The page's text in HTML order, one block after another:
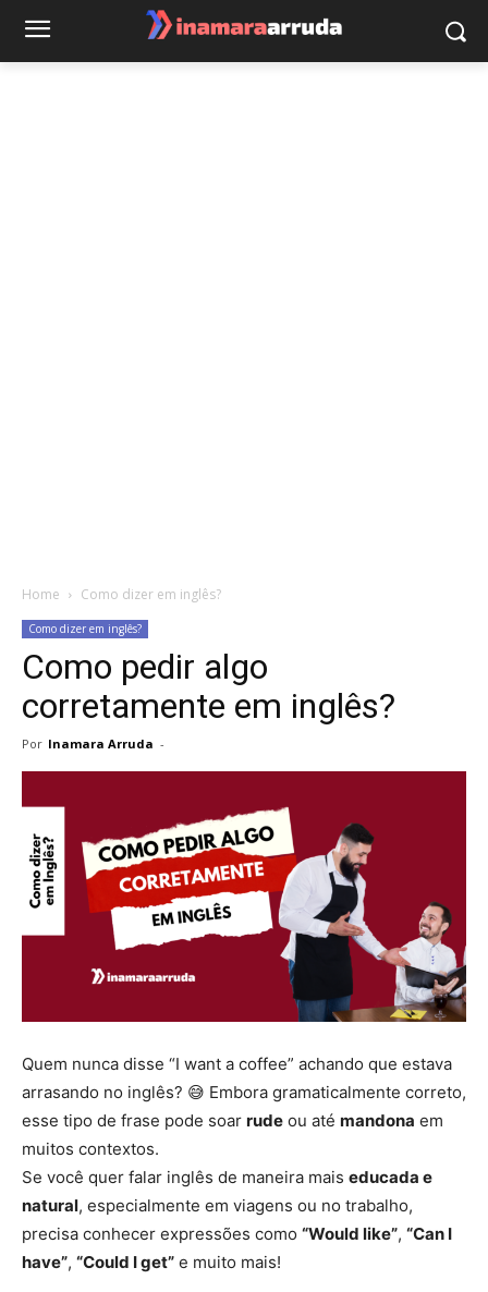
Home Como dizer em inglês?
Como dizer em inglês?
Como pedir algo
corretamente em inglês?
Por Inamara Arruda -
Quem nunca disse “I want a coffee” achando que estava
arrasando no inglês? 😅 Embora gramaticalmente correto,
esse tipo de frase pode soar rude ou até mandona em
muitos contextos.
Se você quer falar inglês de maneira mais educada e
natural, especialmente em viagens ou no trabalho,
precisa conhecer expressões como “Would like”, “Can I
have”, “Could I get” e muito mais!